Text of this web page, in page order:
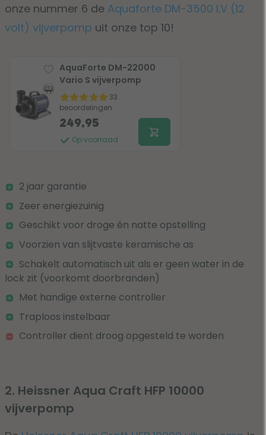
onze nummer 6 de Aquaforte DM-3500 LV (12
volt) vijverpomp uit onze top 10!
AquaForte DM-22000
Vario S vijverpomp
33
beoordelingen
Op voorraad
249,95
2 jaar garantie
Zeer energiezuinig
Geschikt voor droge én natte opstelling
Voorzien van slijtvaste keramische as
Schakelt automatisch uit als er geen water in de
lock zit (voorkomt doorbranden)
Met handige externe controller
Traploos instelbaar
Controller dient droog opgesteld te worden
2. Heissner Aqua Craft HFP 10000
vijverpomp